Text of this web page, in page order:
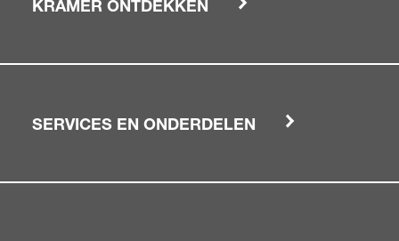
KRAMER ONTDEKKEN
SERVICES EN ONDERDELEN